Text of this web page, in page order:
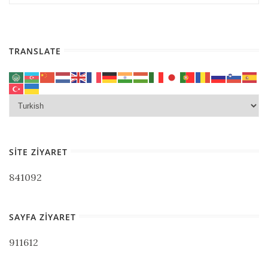
TRANSLATE
SITE ZIYARET
841092
SAYFA ZIYARET
911612